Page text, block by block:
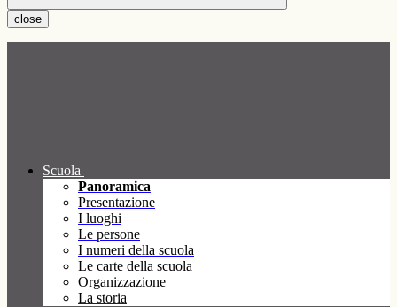
close
Scuola
Panoramica
Presentazione
I luoghi
Le persone
I numeri della scuola
Le carte della scuola
Organizzazione
La storia